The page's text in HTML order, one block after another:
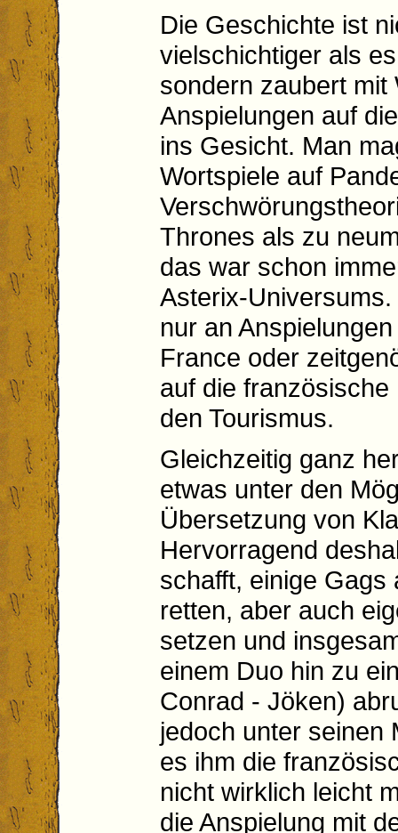
Die Geschichte ist
vielschichtiger als
sondern zaubert mit
Anspielungen auf
ins Gesicht. Man
Wortspiele auf
Thrones als zu
das war schon
Asterix-
nur an
France oder
auf die
den Tourismus.
Gleichzeitig ganz
etwas unter den
Übersetzung von
Hervorragend
schafft, einige Gags
retten, aber auch
setzen und
einem Duo hin zu
Conrad - Jöken)
jedoch unter seinen
es ihm die
nicht wirklich leicht
die Anspielung mit